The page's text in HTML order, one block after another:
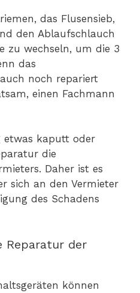
das Flusensieb,
den Ablaufschlauch
zu wechseln, um die 3
das
noch repariert
einen Fachmann
etwas kaputt oder
die
Daher ist es
sich an den Vermieter
des Schadens
Reparatur der
können